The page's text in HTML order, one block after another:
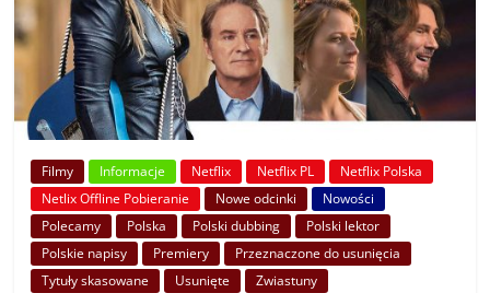
Filmy Informacje Netflix Netflix PL
Netflix Polska
Netlix Offline Pobieranie
Nowe odcinki
Nowości
Polecamy
Polska Polski dubbing
Polski lektor
Polskie napisy
Premiery
Przeznaczone do usunięcia
Tytuły skasowane
Usunięte Zwiastuny